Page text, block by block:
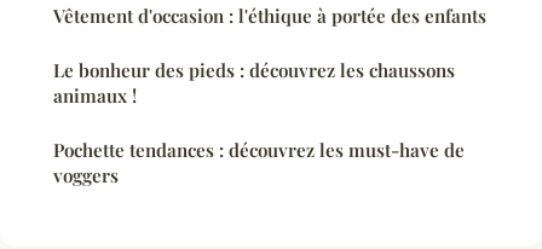
Vêtement d'occasion : l'éthique à portée des enfants
Le bonheur des pieds : découvrez les chaussons
animaux !
Pochette tendances : découvrez les must-have de
voggers